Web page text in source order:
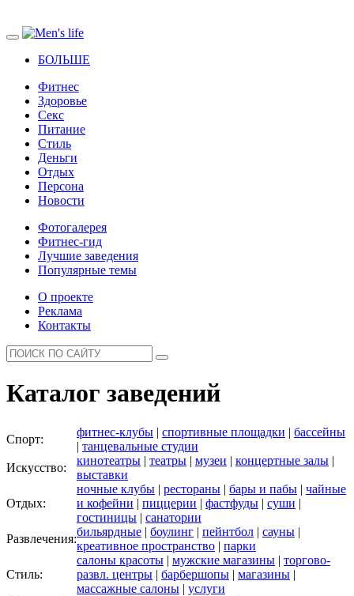
БОЛЬШЕ
Фитнес
Здоровье
Секс
Питание
Стиль
Деньги
Отдых
Персона
Новости
Фотогалерея
Фитнес-гид
Лучшие заведения
Популярные темы
О проекте
Реклама
Контакты
Каталог заведений
Спорт:
фитнес-клубы | спортивные площадки | бассейны
| танцевальные студии
Искусство:
кинотеатры | театры | музеи | концертные залы |
выставки
Отдых:
ночные клубы | рестораны | бары и пабы | чайные
и кофейни | пиццерии | фастфуды | суши |
гостиницы | санатории
Развлечения:
бильярдные | боулинг | пейнтбол | сауны |
креативное пространство | парки
Стиль:
салоны красоты | мужские магазины | торгово-
развл. центры | барбершопы | магазины |
массажные салоны | услуги